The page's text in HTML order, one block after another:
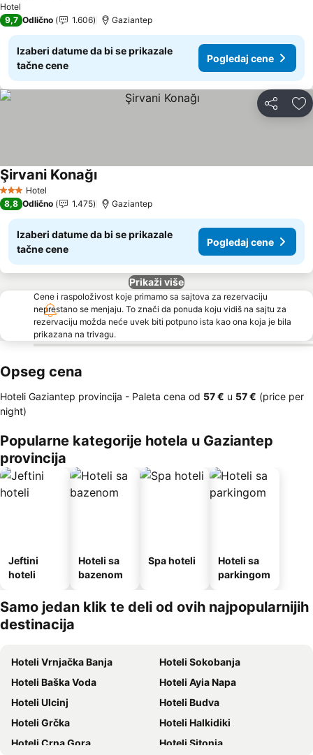
Hotel
9,7 Odlično 1.606 Gaziantep
Izaberi datume da bi se prikazale
tačne cene
Pogledaj cene
Deli
3 Zvezdice
Hotel
Şirvani KonağıPogledaj cene
8,8 Odlično 1.475 Gaziantep
Izaberi datume da bi se prikazale
tačne cene
Pogledaj cene
Prikaži više
Cene i raspoloživost koje primamo sa sajtova za rezervaciju
neprestano se menjaju. To znači da ponuda koju vidiš na sajtu za
rezervaciju možda neće uvek biti potpuno ista kao ona koja je bila
prikazana na trivagu.
Opseg cena
Hoteli Gaziantep provincija - Paleta cena od ‎57 € u ‎57 € (price per
night)
Popularne kategorije hotela u Gaziantep
provincija
Jeftini
hoteli
Hoteli sa
bazenom
Spa hoteli
Hoteli sa
parkingom
Samo jedan klik te deli od ovih najpopularnijih
destinacija
Hoteli Vrnjačka Banja
Hoteli Sokobanja
Hoteli Baška Voda
Hoteli Ayia Napa
Hoteli Ulcinj
Hoteli Budva
Hoteli Grčka
Hoteli Halkidiki
Hoteli Crna Gora
Hoteli Sitonia